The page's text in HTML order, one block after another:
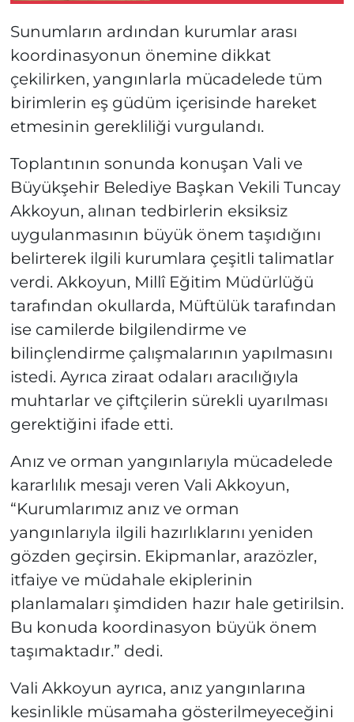
Sunumların ardından kurumlar arası
koordinasyonun önemine dikkat
çekilirken, yangınlarla mücadelede tüm
birimlerin eş güdüm içerisinde hareket
etmesinin gerekliliği vurgulandı.
Toplantının sonunda konuşan Vali ve
Büyükşehir Belediye Başkan Vekili Tuncay
Akkoyun, alınan tedbirlerin eksiksiz
uygulanmasının büyük önem taşıdığını
belirterek ilgili kurumlara çeşitli talimatlar
verdi. Akkoyun, Millî Eğitim Müdürlüğü
tarafından okullarda, Müftülük tarafından
ise camilerde bilgilendirme ve
bilinçlendirme çalışmalarının yapılmasını
istedi. Ayrıca ziraat odaları aracılığıyla
muhtarlar ve çiftçilerin sürekli uyarılması
gerektiğini ifade etti.
Anız ve orman yangınlarıyla mücadelede
kararlılık mesajı veren Vali Akkoyun,
“Kurumlarımız anız ve orman
yangınlarıyla ilgili hazırlıklarını yeniden
gözden geçirsin. Ekipmanlar, arazözler,
itfaiye ve müdahale ekiplerinin
planlamaları şimdiden hazır hale getirilsin.
Bu konuda koordinasyon büyük önem
taşımaktadır.” dedi.
Vali Akkoyun ayrıca, anız yangınlarına
kesinlikle müsamaha gösterilmeyeceğini